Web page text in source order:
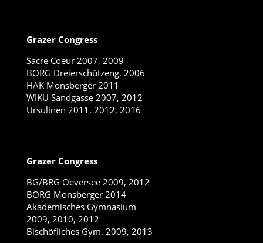
Grazer Congress
Sacre Coeur 2007, 2009
BORG Dreierschützeng. 2006
HAK Monsberger 2011
WIKU Sandgasse 2007, 2012
Ursulinen 2011, 2012, 2016
Grazer Congress
BG/BRG Oeversee 2009, 2012
BORG Monsberger 2014
Akademisches Gymnasium
2009, 2010, 2012
Bischöfliches Gym. 2009, 2013